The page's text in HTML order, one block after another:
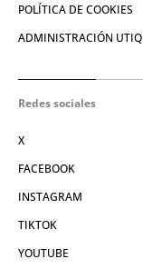
POLÍTICA DE COOKIES
ADMINISTRACIÓN UTIQ
Redes sociales
X
FACEBOOK
INSTAGRAM
TIKTOK
YOUTUBE